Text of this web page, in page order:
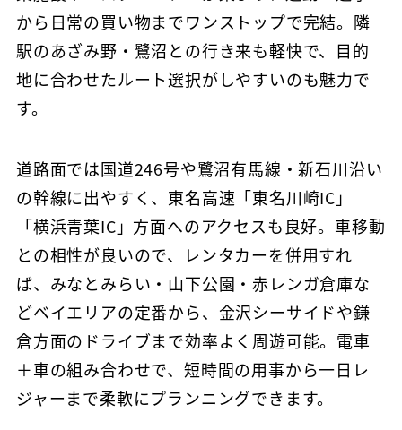
から日常の買い物までワンストップで完結。隣
駅のあざみ野・鷺沼との行き来も軽快で、目的
地に合わせたルート選択がしやすいのも魅力で
す。
道路面では国道246号や鷺沼有馬線・新石川沿い
の幹線に出やすく、東名高速「東名川崎IC」
「横浜青葉IC」方面へのアクセスも良好。車移動
との相性が良いので、レンタカーを併用すれ
ば、みなとみらい・山下公園・赤レンガ倉庫な
どベイエリアの定番から、金沢シーサイドや鎌
倉方面のドライブまで効率よく周遊可能。電車
＋車の組み合わせで、短時間の用事から一日レ
ジャーまで柔軟にプランニングできます。